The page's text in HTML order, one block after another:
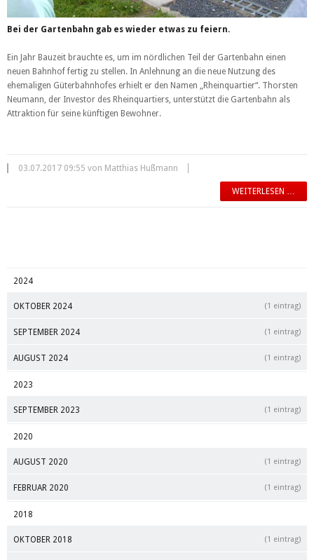
Bei der Gartenbahn gab es wieder etwas zu feiern.
Ein Jahr Bauzeit brauchte es, um im nördlichen Teil der Gartenbahn einen
neuen Bahnhof fertig zu stellen. In Anlehnung an die neue Nutzung des
ehemaligen Güterbahnhofes erhielt er den Namen „Rheinquartier“. Thorsten
Neumann, der Investor des Rheinquartiers, unterstützt die Gartenbahn als
Attraktion für seine künftigen Bewohner.
03.07.2017 09:55 von Matthias Hußmann
WEITERLESEN …
2024
OKTOBER 2024 (1 eintrag)
SEPTEMBER 2024 (1 eintrag)
AUGUST 2024 (1 eintrag)
2023
SEPTEMBER 2023 (1 eintrag)
2020
AUGUST 2020 (1 eintrag)
FEBRUAR 2020 (1 eintrag)
2018
OKTOBER 2018 (1 eintrag)